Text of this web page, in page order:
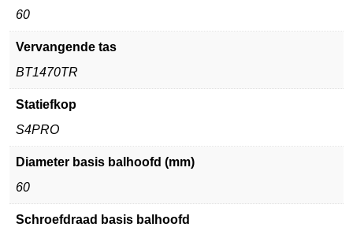
60
Vervangende tas
BT1470TR
Statiefkop
S4PRO
Diameter basis balhoofd (mm)
60
Schroefdraad basis balhoofd